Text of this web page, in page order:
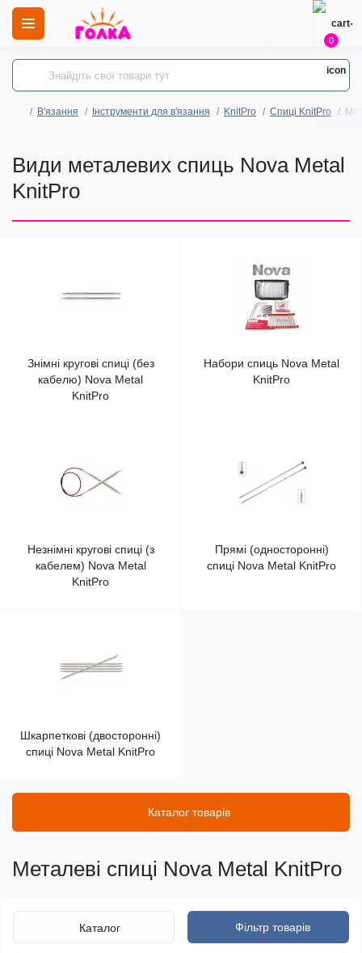
0
В'язання Інструменти для в'язання KnitPro Спиці KnitPro
Види металевих спиць Nova Metal
KnitPro
Знімні кругові спиці (без
кабелю) Nova Metal
KnitPro
Набори спиць Nova Metal
KnitPro
Незнімні кругові спиці (з
кабелем) Nova Metal
KnitPro
Прямі (односторонні)
спиці Nova Metal KnitPro
Шкарпеткові (двосторонні)
спиці Nova Metal KnitPro
Каталог товарів
Металеві спиці Nova Metal KnitPro
Фільтр товарів
Каталог